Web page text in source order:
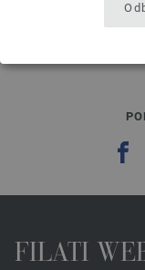
FILATI